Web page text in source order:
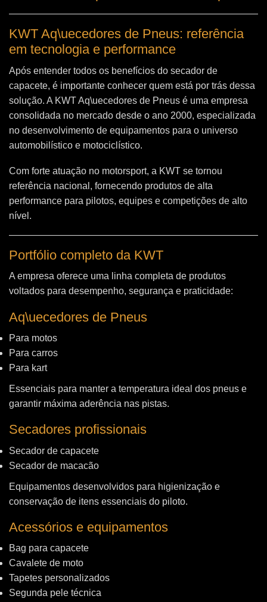
KWT Aq\uecedores de Pneus: referência
em tecnologia e performance
Após entender todos os benefícios do secador de
capacete, é importante conhecer quem está por trás dessa
solução. A KWT Aq\uecedores de Pneus é uma empresa
consolidada no mercado desde o ano 2000, especializada
no desenvolvimento de equipamentos para o universo
automobilístico e motociclístico.
Com forte atuação no motorsport, a KWT se tornou
referência nacional, fornecendo produtos de alta
performance para pilotos, equipes e competições de alto
nível.
Portfólio completo da KWT
A empresa oferece uma linha completa de produtos
voltados para desempenho, segurança e praticidade:
Aq\uecedores de Pneus
Para motos
Para carros
Para kart
Essenciais para manter a temperatura ideal dos pneus e
garantir máxima aderência nas pistas.
Secadores profissionais
Secador de capacete
Secador de macacão
Equipamentos desenvolvidos para higienização e
conservação de itens essenciais do piloto.
Acessórios e equipamentos
Bag para capacete
Cavalete de moto
Tapetes personalizados
Segunda pele técnica